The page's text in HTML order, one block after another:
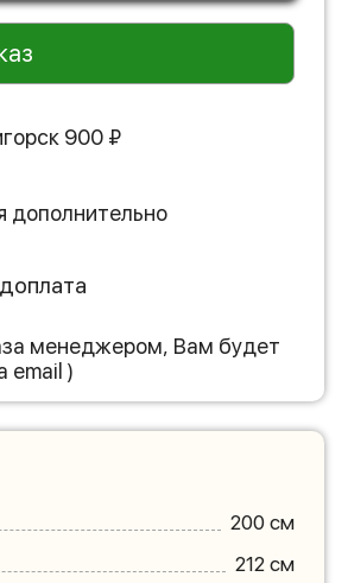
900 ₽
дополнительно
менеджером, Вам будет
email )
200 см
212 см